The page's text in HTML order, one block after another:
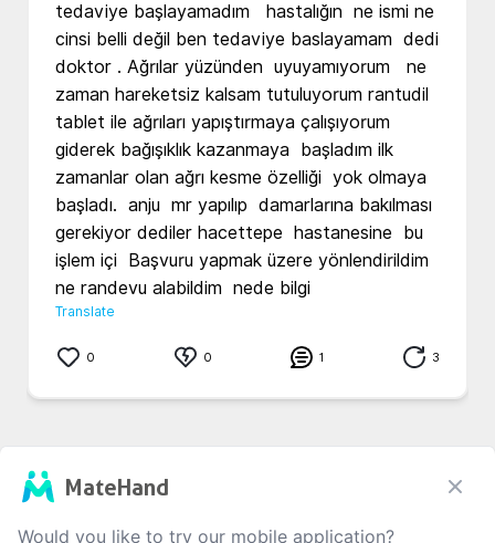
tedaviye başlayamadım   hastalığın  ne ismi ne
cinsi belli değil ben tedaviye baslayamam  dedi
doktor . Ağrılar yüzünden  uyuyamıyorum   ne
zaman hareketsiz kalsam tutuluyorum rantudil
tablet ile ağrıları yapıştırmaya çalışıyorum
giderek bağışıklık kazanmaya  başladım ilk
zamanlar olan ağrı kesme özelliği  yok olmaya
başladı.  anju  mr yapılıp  damarlarına bakılması
gerekiyor dediler hacettepe  hastanesine  bu
işlem içi  Başvuru yapmak üzere yönlendirildim
ne randevu alabildim  nede bilgi
Translate
0 0 1 3
0/1000
MateHand
Would you like to try our mobile application?